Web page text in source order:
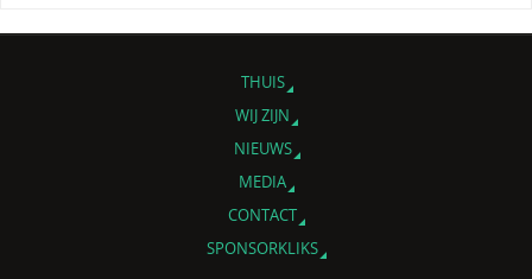
THUIS
WIJ ZIJN
NIEUWS
MEDIA
CONTACT
SPONSORKLIKS